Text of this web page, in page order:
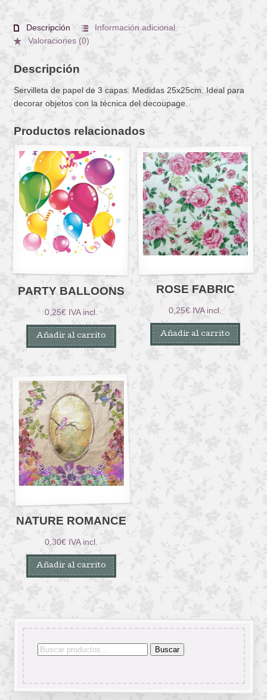
Descripción
Información adicional
Valoraciones (0)
Descripción
Servilleta de papel de 3 capas. Medidas 25x25cm. Ideal para
decorar objetos con la técnica del decoupage.
Productos relacionados
PARTY BALLOONS
0,25€ IVA incl.
Añadir al carrito
ROSE FABRIC
0,25€ IVA incl.
Añadir al carrito
NATURE ROMANCE
0,30€ IVA incl.
Añadir al carrito
Buscar
Buscar